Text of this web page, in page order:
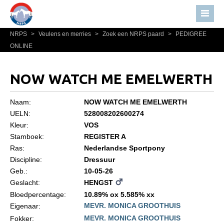
Home
Nieuws
Bestuur NRPS
Statuten en reglementen
Algemeen
NRPS > Veulens en merries > Zoek een NRPS paard >
PEDIGREE
ONLINE
NOW WATCH ME EMELWERTH
Naam:
NOW WATCH ME EMELWERTH
UELN:
528008202600274
Kleur:
VOS
Stamboek:
REGISTER A
Ras:
Nederlandse Sportpony
Discipline:
Dressuur
Geb.:
10-05-26
Geslacht:
HENGST
Bloedpercentage:
10.89% ox 5.585% xx
Eigenaar:
MEVR. MONICA GROOTHUIS
Fokker:
MEVR. MONICA GROOTHUIS